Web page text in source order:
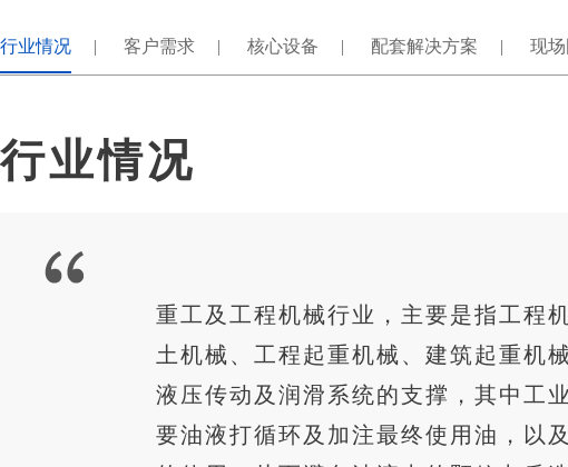
行业情况 客户需求 核心设备 配套解决方案 现
行业情况
重工及工程机械行业，主要是指工程
土机械、工程起重机械、建筑起重机
液压传动及润滑系统的支撑，其中工
要油液打循环及加注最终使用油，以